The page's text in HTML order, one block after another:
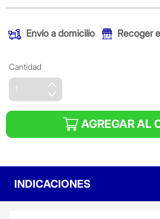
Envío a domicilio Recoger
Cantidad
AGREGAR AL
INDICACIONES